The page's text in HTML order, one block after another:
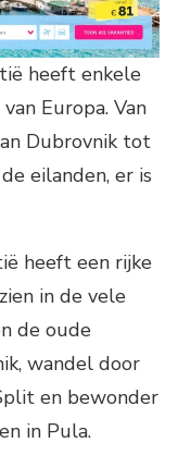
heeft enkele
Europa. Van
Dubrovnik tot
eilanden, er is
heeft een rijke
in de vele
de oude
wandel door
en bewonder
in Pula.